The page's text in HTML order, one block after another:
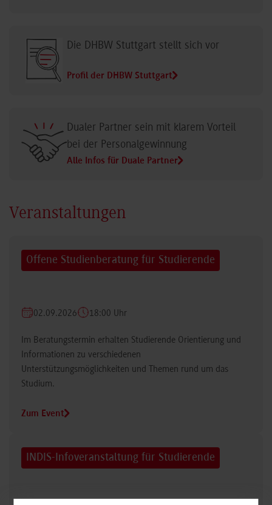
Die DHBW Stuttgart stellt sich vor
Profil der DHBW Stuttgart
Dualer Partner sein mit klarem Vorteil
bei der Personalgewinnung
Alle Infos für Duale Partner
Veranstaltungen
Offene Studienberatung für Studierende
02.09.2026 18:00 Uhr
Im Beratungstermin erhalten Studierende Orientierung und
Informationen zu verschiedenen
Unterstützungsmöglichkeiten und Themen rund um das
Studium.
Zum Event
INDIS-Infoveranstaltung für Studierende